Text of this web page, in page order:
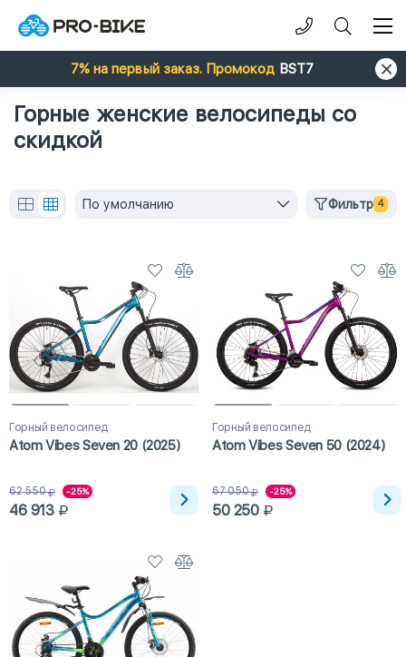
7% на первый заказ. Промокод BST7
Горные женские велосипеды со
скидкой
По умолчанию Фильтр 4
Горный велосипед
Atom Vibes Seven 20 (2025)
62 550 -25%
46 913
Горный велосипед
Atom Vibes Seven 50 (2024)
67 050 -25%
50 250